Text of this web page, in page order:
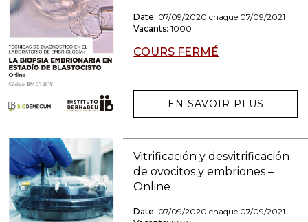
Date: 07/09/2020 chaque 07/09/2021
Vacants: 1000
COURS FERMÉ
EN SAVOIR PLUS
Vitrificación y desvitrificación
de ovocitos y embriones –
Online
Date: 07/09/2020 chaque 07/09/2021